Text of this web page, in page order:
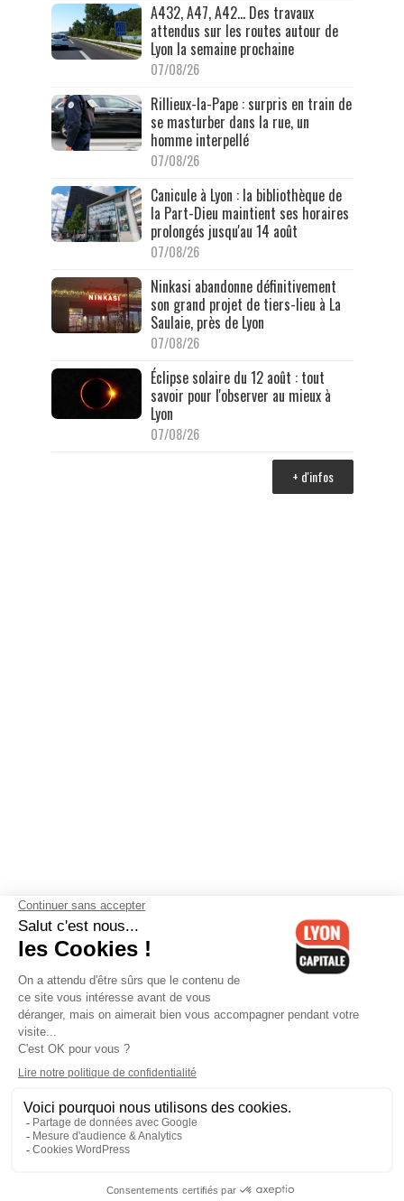
A432, A47, A42… Des travaux
attendus sur les routes autour de
Lyon la semaine prochaine
07/08/26
Rillieux-la-Pape : surpris en train de
se masturber dans la rue, un
homme interpellé
07/08/26
Canicule à Lyon : la bibliothèque de
la Part-Dieu maintient ses horaires
prolongés jusqu'au 14 août
07/08/26
Ninkasi abandonne définitivement
son grand projet de tiers-lieu à La
Saulaie, près de Lyon
07/08/26
Éclipse solaire du 12 août : tout
savoir pour l'observer au mieux à
Lyon
07/08/26
+ d'infos
Contactez-nous-Mentions légales-CGV-Politique de
confidentialité-Gestion des cookies